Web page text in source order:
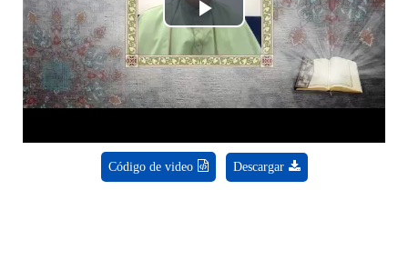
Play
Video
Código de video Descargar